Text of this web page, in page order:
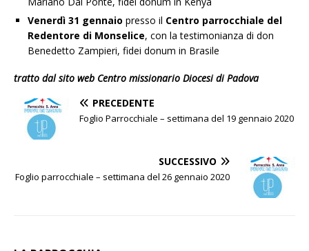
Venerdì 31 gennaio presso il Centro parrocchiale del
Redentore di Monselice, con la testimonianza di don
Benedetto Zampieri, fidei donum in Brasile
tratto dal sito web Centro missionario Diocesi di Padova
PRECEDENTE
Foglio Parrocchiale – settimana del 19 gennaio 2020
SUCCESSIVO
Foglio parrocchiale – settimana del 26 gennaio 2020